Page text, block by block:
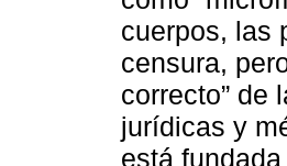
cuerpos, las
censura,
correcto” de
jurídicas y
está